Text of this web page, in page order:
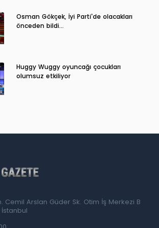
Osman Gökçek, İyi Parti'de olacakları
önceden bildi...
Huggy Wuggy oyuncağı çocukları
olumsuz etkiliyor
Cemil Arslan Güder Sk. Otim İş Merkezi B
İstanbul